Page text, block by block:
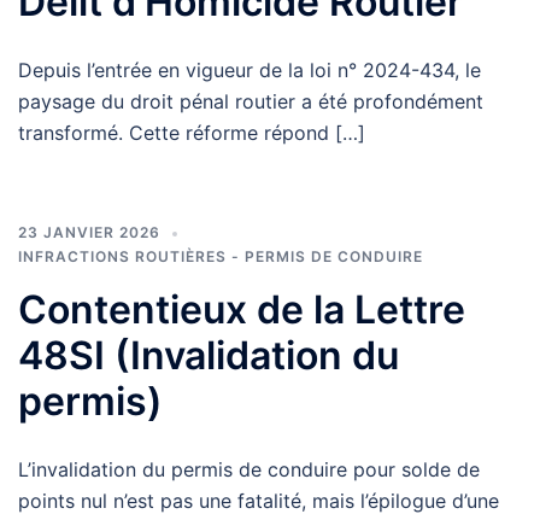
Depuis l’entrée en vigueur de la loi n° 2024-434, le
paysage du droit pénal routier a été profondément
transformé. Cette réforme répond […]
23 JANVIER 2026
INFRACTIONS ROUTIÈRES - PERMIS DE CONDUIRE
Contentieux de la Lettre
48SI (Invalidation du
permis)
L’invalidation du permis de conduire pour solde de
points nul n’est pas une fatalité, mais l’épilogue d’une